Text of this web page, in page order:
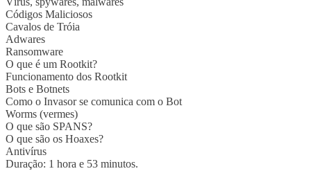
Códigos Maliciosos
Cavalos de Tróia
Adwares
Ransomware
O que é um Rootkit?
Funcionamento dos Rootkit
Bots e Botnets
Como o Invasor se comunica com o Bot
Worms (vermes)
O que são SPANS?
O que são os Hoaxes?
Antivírus
Duração: 1 hora e 53 minutos.